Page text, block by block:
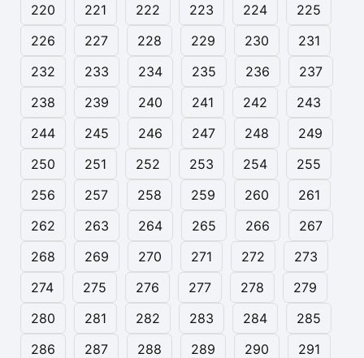
220
221 222 223 224
225
226
227 228 229 230
231
232
233 234 235 236
237
238
239 240 241 242
243
244
245 246 247 248
249
250
251 252 253 254
255
256
257 258 259 260
261
262
263 264 265 266
267
268
269 270 271 272
273
274
275 276 277 278
279
280
281 282 283 284
285
286
287 288 289 290
291